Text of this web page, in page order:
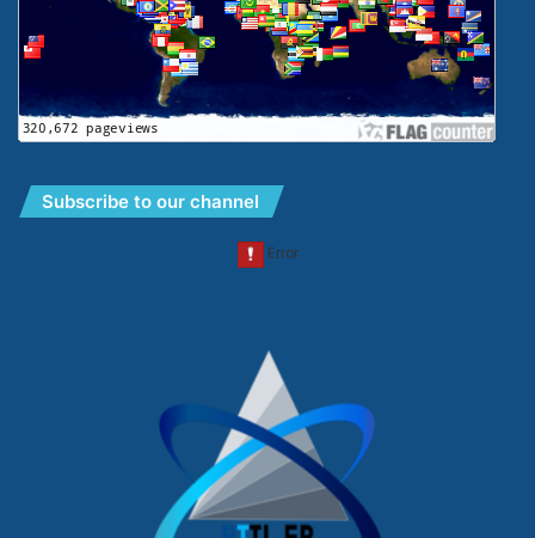
Subscribe to our channel